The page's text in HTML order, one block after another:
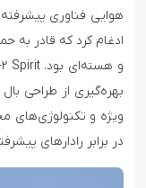
هوایی فناوری
ادغام کرد که قادر
بهره‌گیری از طراحی
ویژه و تکنولوژی‌های
در برابر رادارهای